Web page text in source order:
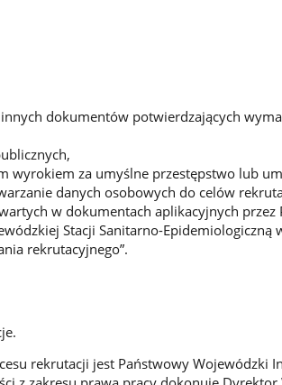
dokumentów potwierdzających
za umyślne przestępstwo lub
danych osobowych do celów
w dokumentach aplikacyjnych
Stacji Sanitarno-Epidemiologiczną
rekrutacyjnego”.
rekrutacji jest Państwowy Wojewódzki